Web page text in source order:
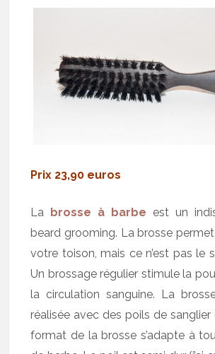
Prix 23,90 euros
La brosse à barbe est un
beard grooming. La brosse
votre toison, mais ce n’est pas le
Un brossage régulier stimule la
la circulation sanguine. La
réalisée avec des poils de
format de la brosse s’adapte à